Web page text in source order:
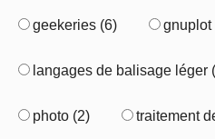
geekeries (6) gnuplot
langages de balisage léger
photo (2) traitement